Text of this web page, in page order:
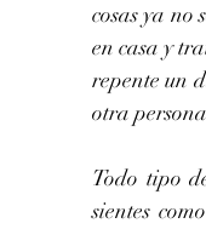
cosas ya no
en casa y
repente un
otra
Todo tipo
sientes